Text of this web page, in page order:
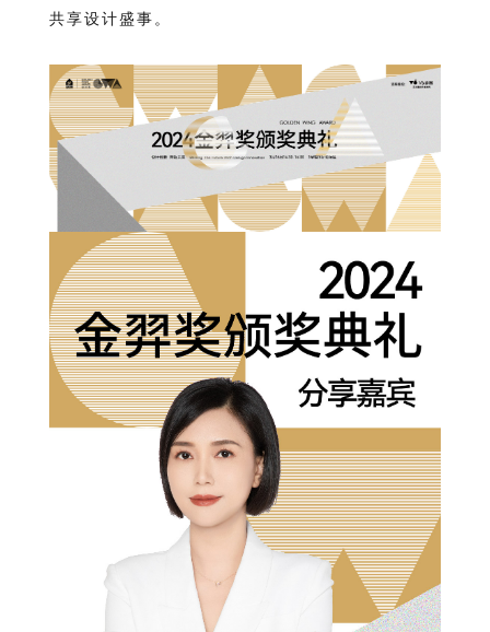
共享设计盛事。